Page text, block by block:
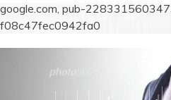
google.com, pub-
f08c47fec0942fa0